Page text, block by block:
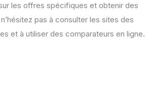
les offres spécifiques et obtenir des
pas à consulter les sites des
et à utiliser des comparateurs en ligne.